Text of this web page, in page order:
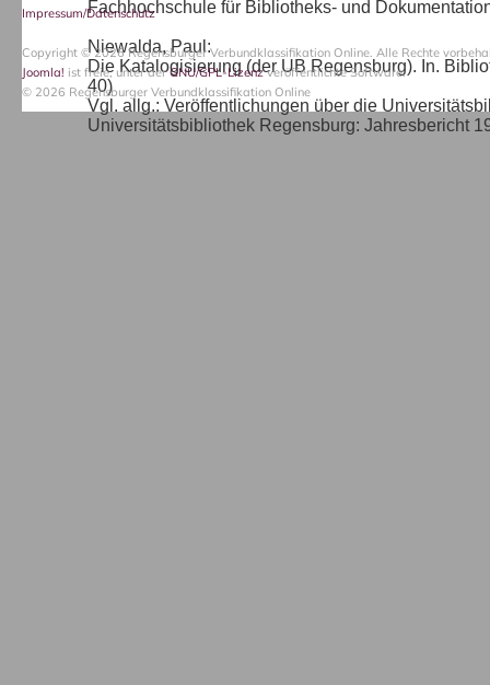
Fachhochschule für Bibliotheks- und
Niewalda, Paul:
Die Katalogisierung (der UB Regensburg). In.
40)
Vgl. allg.: Veröffentlichungen über die
Universitätsbibliothek Regensburg: Jahresbericht
Impressum/Datenschutz
Copyright © 2026 Regensburger Verbundklassifikation Online. Alle Rechte
Joomla! ist freie, unter derGNU/GPL-Lizenzveröffentlichte Software.
© 2026 Regensburger Verbundklassifikation Online